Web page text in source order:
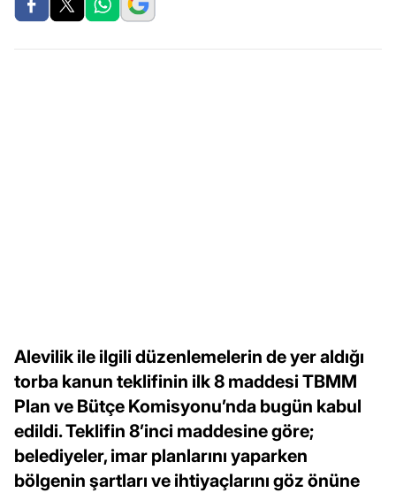
Alevilik ile ilgili düzenlemelerin de yer aldığı
torba kanun teklifinin ilk 8 maddesi TBMM
Plan ve Bütçe Komisyonu’nda bugün kabul
edildi. Teklifin 8’inci maddesine göre;
belediyeler, imar planlarını yaparken
bölgenin şartları ve ihtiyaçlarını göz önüne